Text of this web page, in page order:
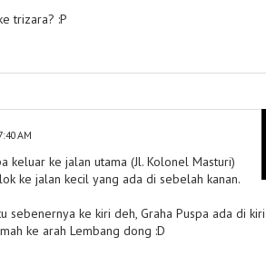
trizara? :P
AM
keluar ke jalan utama (Jl. Kolonel Masturi)
ke jalan kecil yang ada di sebelah kanan.
sebenernya ke kiri deh, Graha Puspa ada di kiri
ke arah Lembang dong :D